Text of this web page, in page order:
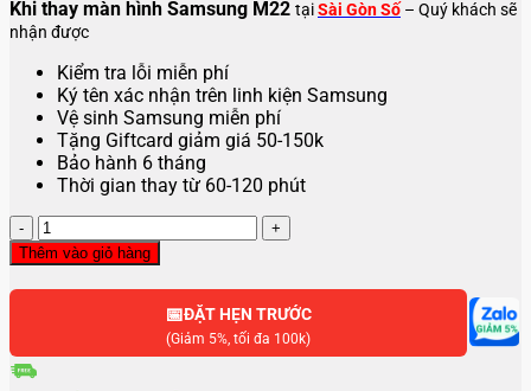
Khi thay màn hình Samsung M22 tạiSài Gòn Số – Quý khách sẽ
nhận được
Kiểm tra lỗi miễn phí
Ký tên xác nhận trên linh kiện Samsung
Vệ sinh Samsung miễn phí
Tặng Giftcard giảm giá 50-150k
Bảo hành 6 tháng
Thời gian thay từ 60-120 phút
Thay
màn
hình
Samsung
lượng
Thêm vào giỏ hàng
📅ĐẶT HẸN TRƯỚC
(Giảm 5%, tối đa 100k)